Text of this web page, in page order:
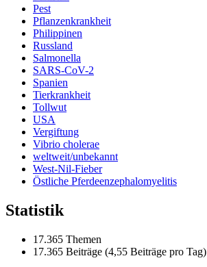
Pest
Pflanzenkrankheit
Philippinen
Russland
Salmonella
SARS-CoV-2
Spanien
Tierkrankheit
Tollwut
USA
Vergiftung
Vibrio cholerae
weltweit/unbekannt
West-Nil-Fieber
Östliche Pferdeenzephalomyelitis
Statistik
17.365 Themen
17.365 Beiträge (4,55 Beiträge pro Tag)